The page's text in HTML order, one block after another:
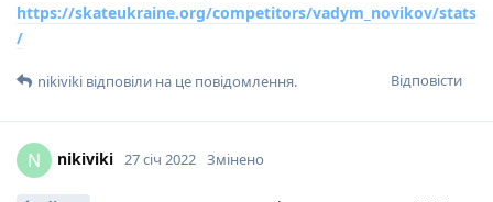
https://skateukraine.org/competitors/vadym_novikov/stats
/
Відповісти
nikiviki відповіли на це повідомлення.
N nikiviki 27 січ 2022 Змінено